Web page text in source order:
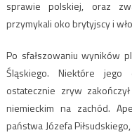
sprawie polskiej, oraz
przymykali oko brytyjscy i
Po sfałszowaniu wyników
Śląskiego. Niektóre jego
ostatecznie zryw
niemieckim na zachód.
państwa Józefa